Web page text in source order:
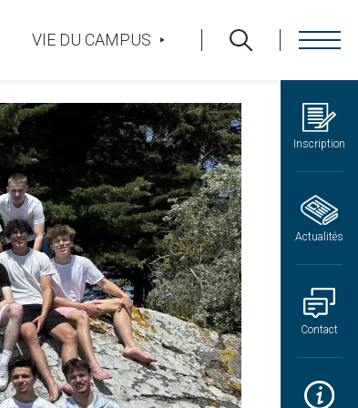
Inscription
Actualités
Contact
VIE DU CAMPUS